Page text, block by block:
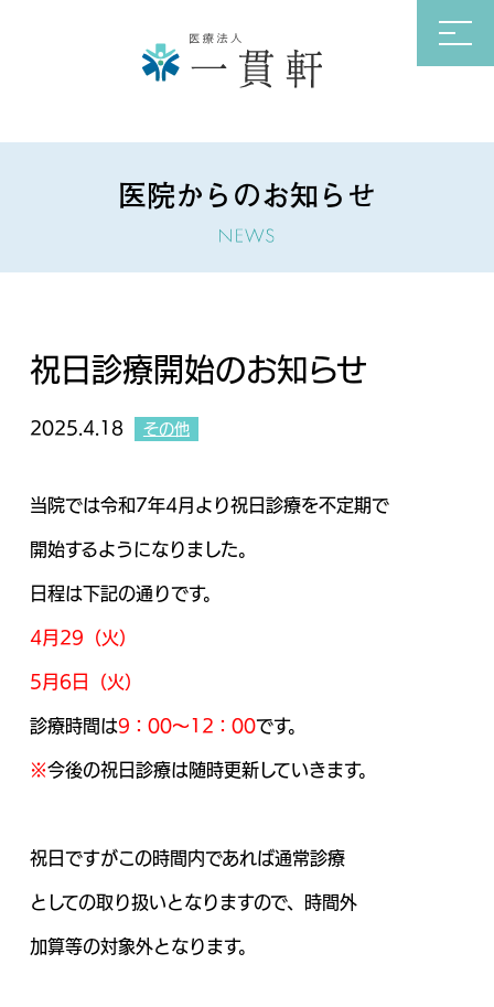
医院からのお知らせ
祝日診療開始のお知らせ
2025.4.18 その他
当院では令和7年4月より祝日診療を不定期で
開始するようになりました。
日程は下記の通りです。
4月29（火）
5月6日（火）
診療時間は9：00～12：00です。
※今後の祝日診療は随時更新していきます。
祝日ですがこの時間内であれば通常診療
としての取り扱いとなりますので、時間外
加算等の対象外となります。